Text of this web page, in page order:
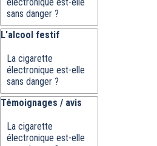
sans danger ?
Sauter le bloc L'alcool festif
L'alcool festif
La cigarette
électronique est-elle
sans danger ?
Sauter le bloc Témoignages / avis
Témoignages / avis
La cigarette
électronique est-elle